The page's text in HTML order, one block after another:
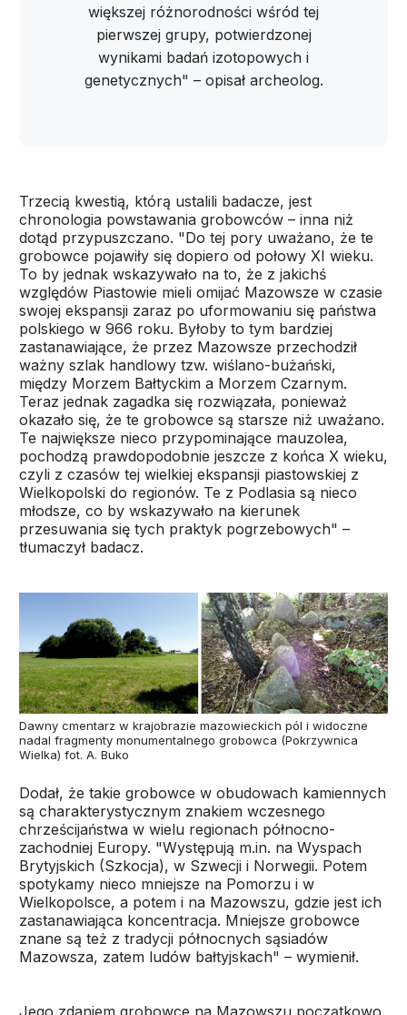
większej różnorodności wśród tej
pierwszej grupy, potwierdzonej
wynikami badań izotopowych i
genetycznych" – opisał archeolog.
Trzecią kwestią, którą ustalili badacze, jest
chronologia powstawania grobowców – inna niż
dotąd przypuszczano. "Do tej pory uważano, że te
grobowce pojawiły się dopiero od połowy XI wieku.
To by jednak wskazywało na to, że z jakichś
względów Piastowie mieli omijać Mazowsze w czasie
swojej ekspansji zaraz po uformowaniu się państwa
polskiego w 966 roku. Byłoby to tym bardziej
zastanawiające, że przez Mazowsze przechodził
ważny szlak handlowy tzw. wiślano-bużański,
między Morzem Bałtyckim a Morzem Czarnym.
Teraz jednak zagadka się rozwiązała, ponieważ
okazało się, że te grobowce są starsze niż uważano.
Te największe nieco przypominające mauzolea,
pochodzą prawdopodobnie jeszcze z końca X wieku,
czyli z czasów tej wielkiej ekspansji piastowskiej z
Wielkopolski do regionów. Te z Podlasia są nieco
młodsze, co by wskazywało na kierunek
przesuwania się tych praktyk pogrzebowych" –
tłumaczył badacz.
Dawny cmentarz w krajobrazie mazowieckich pól i widoczne
nadal fragmenty monumentalnego grobowca (Pokrzywnica
Wielka) fot. A. Buko
Dodał, że takie grobowce w obudowach kamiennych
są charakterystycznym znakiem wczesnego
chrześcijaństwa w wielu regionach północno-
zachodniej Europy. "Występują m.in. na Wyspach
Brytyjskich (Szkocja), w Szwecji i Norwegii. Potem
spotykamy nieco mniejsze na Pomorzu i w
Wielkopolsce, a potem i na Mazowszu, gdzie jest ich
zastanawiająca koncentracja. Mniejsze grobowce
znane są też z tradycji północnych sąsiadów
Mazowsza, zatem ludów bałtyjskach" – wymienił.
Jego zdaniem grobowce na Mazowszu początkowo